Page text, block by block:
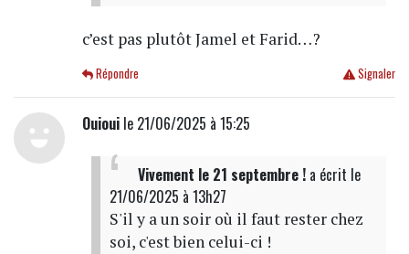
c’est pas plutôt Jamel et Farid…?
Signaler
Répondre
Ouiouile 21/06/2025 à 15:25
Vivement le 21 septembre !a écrit le
21/06/2025 à 13h27
S'il y a un soir où il faut rester chez
soi, c'est bien celui-ci !